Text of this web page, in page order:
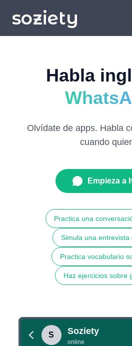
soziety
Habla
Olvídate de apps. Habla
cuando
Empieza a
Practica una
Simula una entrevista
Practica vocabulario
Haz ejercicios sobre
S Soziety
online